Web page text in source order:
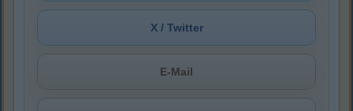
X / Twitter
E-Mail